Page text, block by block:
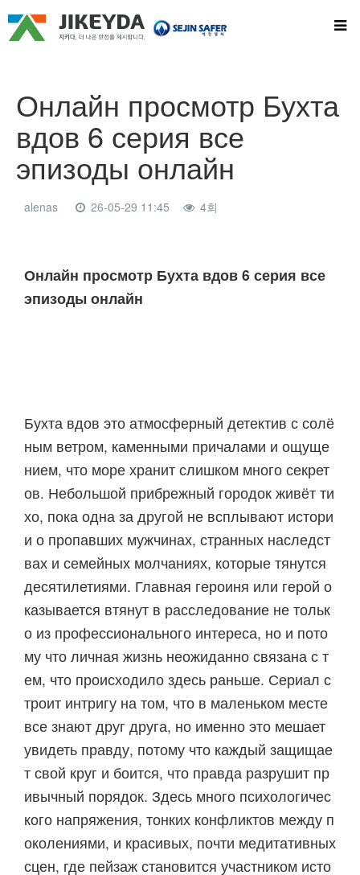
Онлайн просмотр Бухта
вдов 6 серия все
эпизоды онлайн
alenas 26-05-29 11:45 4회
본문
Онлайн просмотр Бухта вдов 6 серия все
эпизоды онлайн
Бухта вдов это атмосферный детектив с солё
ным ветром, каменными причалами и ощуще
нием, что море хранит слишком много секрет
ов. Небольшой прибрежный городок живёт ти
хо, пока одна за другой не всплывают истори
и о пропавших мужчинах, странных наследст
вах и семейных молчаниях, которые тянутся
десятилетиями. Главная героиня или герой о
казывается втянут в расследование не тольк
о из профессионального интереса, но и пото
му что личная жизнь неожиданно связана с т
ем, что происходило здесь раньше. Сериал с
троит интригу на том, что в маленьком месте
все знают друг друга, но именно это мешает
увидеть правду, потому что каждый защищае
т свой круг и боится, что правда разрушит пр
ивычный порядок. Здесь много психологичес
кого напряжения, тонких конфликтов между п
околениями, и красивых, почти медитативных
сцен, где пейзаж становится участником исто